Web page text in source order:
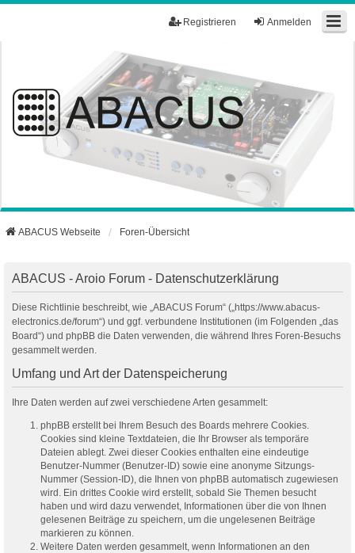
Anmelden
Registrieren
ABACUS Webseite Foren-Übersicht
ABACUS - Aroio Forum - Datenschutzerklärung
Diese Richtlinie beschreibt, wie „ABACUS Forum“ („https://www.abacus-
electronics.de/forum“) und ggf. verbundene Institutionen (im Folgenden „das
Board“) und phpBB die Daten verwenden, die während Ihres Foren-Besuchs
gesammelt werden.
Umfang und Art der Datenspeicherung
Ihre Daten werden auf zwei verschiedene Arten gesammelt:
phpBB erstellt bei Ihrem Besuch des Boards mehrere Cookies.
Cookies sind kleine Textdateien, die Ihr Browser als temporäre
Dateien ablegt. Zwei dieser Cookies enthalten eine eindeutige
Benutzer-Nummer (Benutzer-ID) sowie eine anonyme Sitzungs-
Nummer (Session-ID), die Ihnen von phpBB automatisch zugewiesen
wird. Ein drittes Cookie wird erstellt, sobald Sie Themen besucht
haben und wird dazu verwendet, Informationen über die von Ihnen
gelesenen Beiträge zu speichern, um die ungelesenen Beiträge
markieren zu können.
Weitere Daten werden gesammelt, wenn Informationen an den